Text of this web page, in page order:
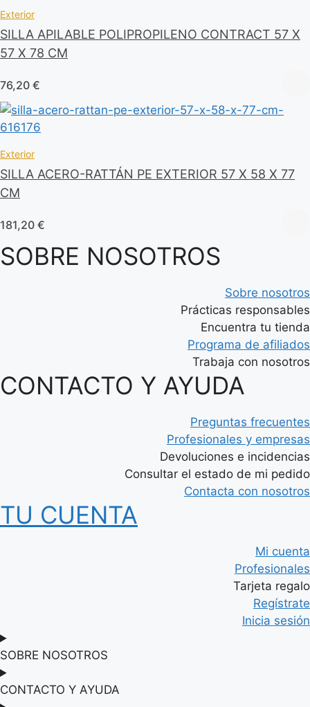
Exterior
SILLA APILABLE POLIPROPILENO CONTRACT 57 X
57 X 78 CM
76,20 €
Exterior
SILLA ACERO-RATTÁN PE EXTERIOR 57 X 58 X 77
CM
181,20 €
SOBRE NOSOTROS
Sobre nosotros
Prácticas responsables
Encuentra tu tienda
Programa de afiliados
Trabaja con nosotros
CONTACTO Y AYUDA
Preguntas frecuentes
Profesionales y empresas
Devoluciones e incidencias
Consultar el estado de mi pedido
Contacta con nosotros
TU CUENTA
Mi cuenta
Profesionales
Tarjeta regalo
Regístrate
Inicia sesión
SOBRE NOSOTROS
CONTACTO Y AYUDA